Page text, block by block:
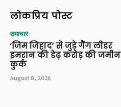
लोकप्रिय पोस्ट
समाचार
‘जिम जिहाद’ से जुड़े गैंग लीडर
इमरान की डेढ़ करोड़ की जमीन
कुर्क
August 8, 2026